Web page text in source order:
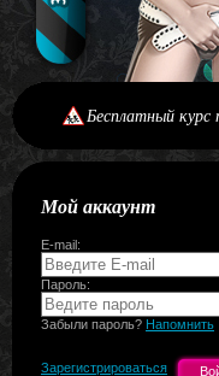
Бесплатный курс
Мой аккаунт
E-mail:
Пароль:
Забыли пароль? Напомнить
Зарегистрироваться